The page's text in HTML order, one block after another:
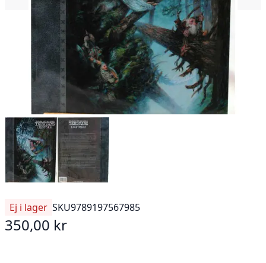
Ej i lager SKU9789197567985
350,00 kr